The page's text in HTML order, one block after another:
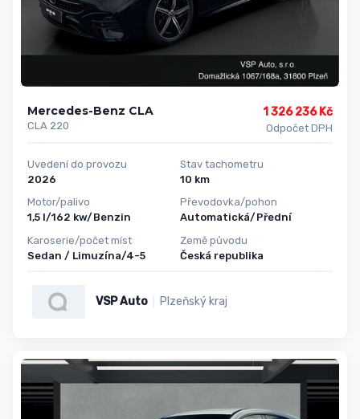
Mercedes-Benz CLA
CLA 220
1 326 236 Kč
Odpočet DPH
Uvedení do provozu
2026
Motor/palivo
1,5 l/162 kw/Benzin
Karoserie/počet míst
Sedan / Limuzína/4-5
Stav tachometru
10 km
Převodovka/pohon
Automatická/Přední
Země původu
Česká republika
VSP Auto Plzeňský kraj